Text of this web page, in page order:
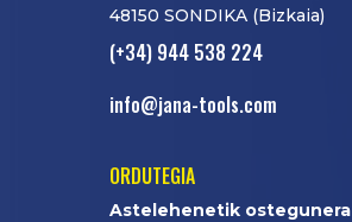
48150 SONDIKA (Bizkaia)
(+34) 944 538 224
info@jana-tools.com
ORDUTEGIA
Astelehenetik ostegunera